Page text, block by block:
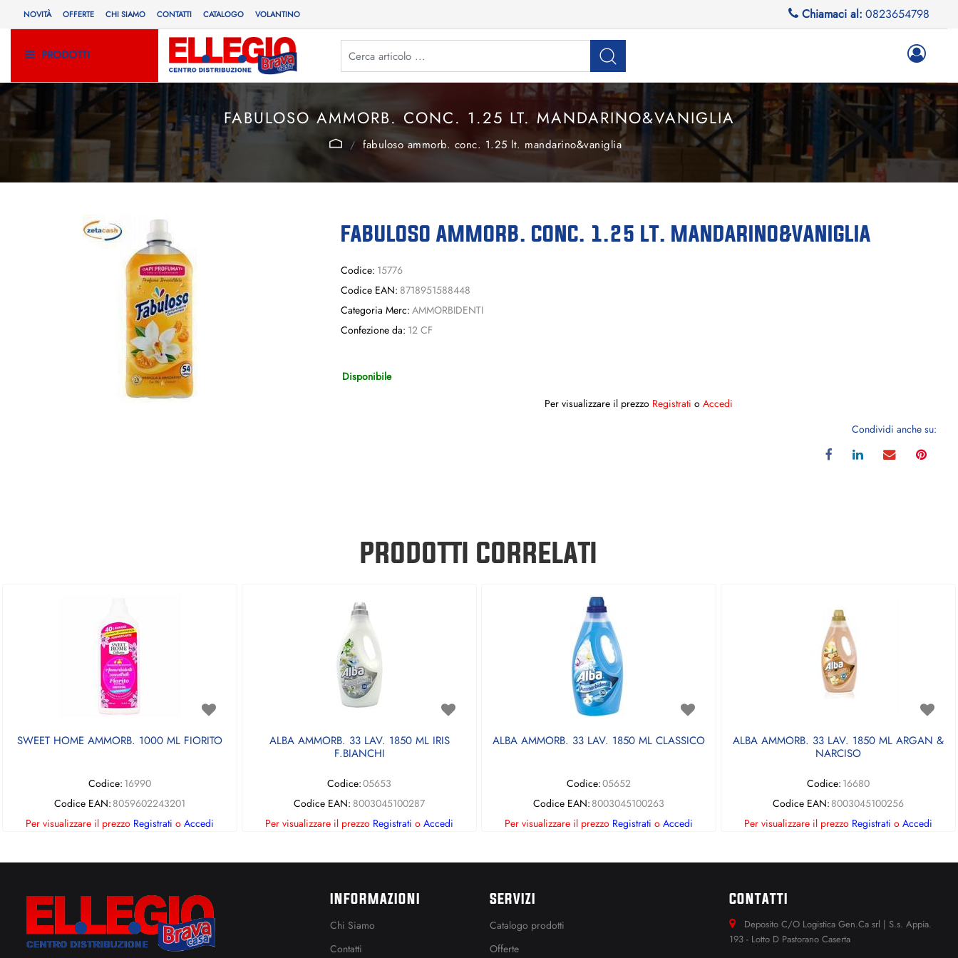
NOVITÀ OFFERTE CHI SIAMO CONTATTI CATALOGO VOLANTINO Chiamaci al: 0823654798
PRODOTTI
FABULOSO AMMORB. CONC. 1.25 LT. MANDARINO&VANIGLIA
fabuloso ammorb. conc. 1.25 lt. mandarino&vaniglia
FABULOSO AMMORB. CONC. 1.25 LT. MANDARINO&VANIGLIA
Codice: 15776
Codice EAN: 8718951588448
Categoria Merc: AMMORBIDENTI
Confezione da: 12 CF
Disponibile
Per visualizzare il prezzo Registrati o Accedi
Condividi anche su:
PRODOTTI CORRELATI
SWEET HOME AMMORB. 1000 ML FIORITO
Codice: 16990
Codice EAN: 8059602243201
Per visualizzare il prezzo Registrati o Accedi
ALBA AMMORB. 33 LAV. 1850 ML IRIS
F.BIANCHI
Codice:05653
Codice EAN: 8003045100287
Per visualizzare il prezzo Registrati o Accedi
ALBA AMMORB. 33 LAV. 1850 ML CLASSICO
Codice:05652
Codice EAN: 8003045100263
Per visualizzare il prezzo Registrati o Accedi
ALBA AMMORB. 33 LAV. 1850 ML ARGAN &
NARCISO
Codice: 16680
Codice EAN: 8003045100256
Per visualizzare il prezzo Registrati o Accedi
INFORMAZIONI
Chi Siamo
Contatti
SERVIZI
Catalogo prodotti
Offerte
CONTATTI
Deposito C/O Logistica Gen.Ca srl | S.s. Appia.
193 - Lotto D Pastorano Caserta